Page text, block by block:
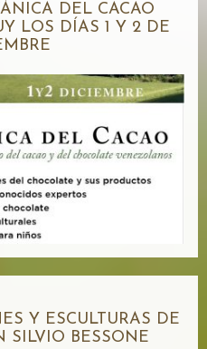
DEL CACAO
LOS DÍAS 1 Y 2 DE
Y ESCULTURAS DE
SILVIO BESSONE